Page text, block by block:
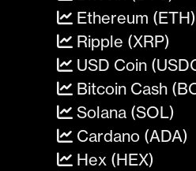
Ethereum (ETH)
Ripple (XRP)
USD Coin
Bitcoin Cash
Solana (SOL)
Cardano (ADA)
Hex (HEX)